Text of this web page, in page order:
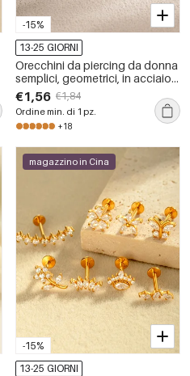
-15%
13-25 GIORNI
Orecchini da piercing da donna
semplici, geometrici, in acciaio
inossidabile, impermeabili, color
oro, con zirconi
€1,56 €1,84
Ordine min. di 1 pz.
+18
-15%
magazzino in Cina
13-25 GIORNI